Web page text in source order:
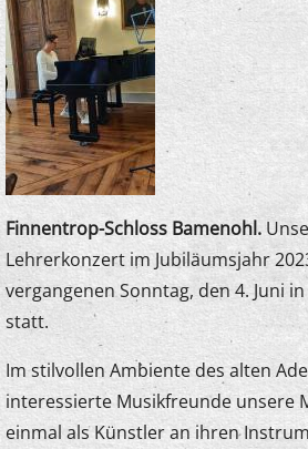
Finnentrop-Schloss Bamenohl.
Lehrerkonzert im Jubiläumsjahr
vergangenen Sonntag, den 4. Juni
statt.
Im stilvollen Ambiente des alten
interessierte Musikfreunde unsere
einmal als Künstler an ihren